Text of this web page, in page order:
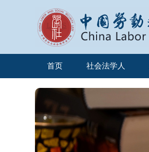
首页 社会法学人